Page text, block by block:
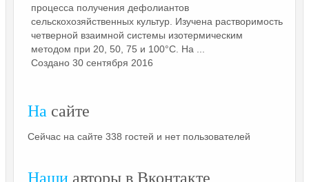
процесса получения дефолиантов
сельскохозяйственных культур. Изучена растворимость
четверной взаимной системы изотермическим
методом при 20, 50, 75 и 100°С. На ...
Создано 30 сентября 2016
На сайте
Сейчас на сайте 338 гостей и нет пользователей
Наши авторы в Вконтакте